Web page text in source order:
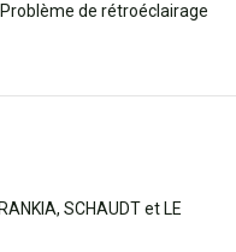
Problème de rétroéclairage
SCHAUDT et LE